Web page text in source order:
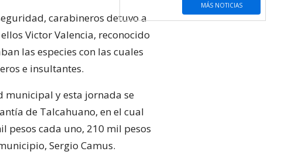
carabineros detuvo a
Victor Valencia, reconocido
las especies con las cuales
e insultantes.
municipal y esta jornada se
de Talcahuano, en el cual
pesos cada uno, 210 mil pesos
Sergio Camus.
MÁS NOTICIAS